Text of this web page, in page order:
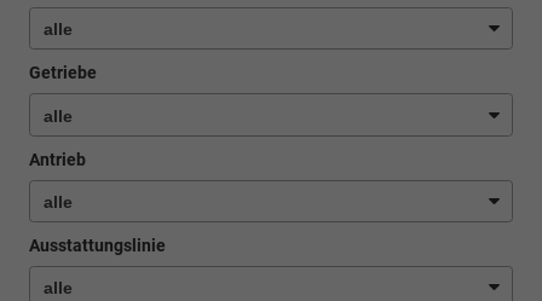
Getriebe
Antrieb
Ausstattungslinie